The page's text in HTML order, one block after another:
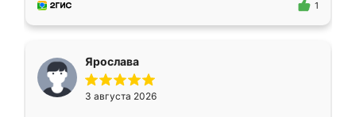
предложил по моему эскизу самый
1
Ярослава
3 августа 2026